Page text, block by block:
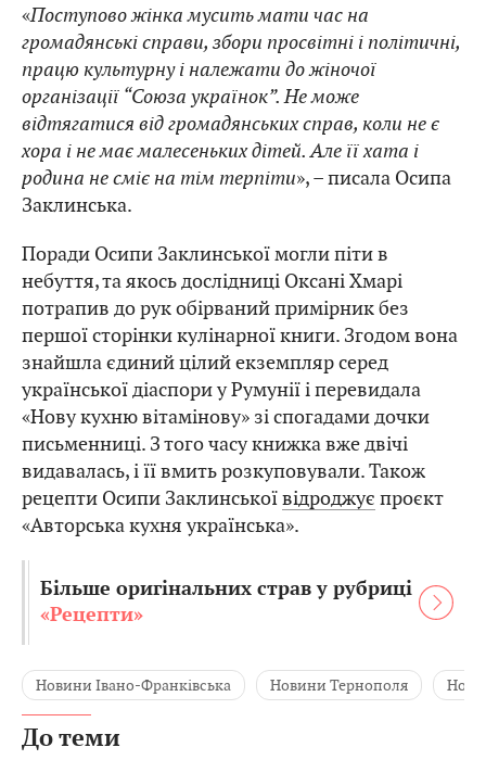
«Поступово жінка мусить мати час на
громадянські справи, збори просвітні і політичні,
працю культурну і належати до жіночої
організації “Союза українок”. Не може
відтягатися від громадянських справ, коли не є
хора і не має малесеньких дітей. Але її хата і
родина не сміє на тім терпіти», – писала Осипа
Заклинська.
Поради Осипи Заклинської могли піти в
небуття, та якось дослідниці Оксані Хмарі
потрапив до рук обірваний примірник без
першої сторінки кулінарної книги. Згодом вона
знайшла єдиний цілий екземпляр серед
української діаспори у Румунії і перевидала
«Нову кухню вітамінову» зі спогадами дочки
письменниці. З того часу книжка вже двічі
видавалась, і її вмить розкуповували. Також
рецепти Осипи Заклинськоївідроджує проєкт
«Авторська кухня українська».
Більше оригінальних страв у рубриці
«Рецепти»
Новини Івано-Франківська Новини Тернополя
До теми